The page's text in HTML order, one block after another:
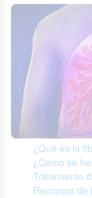
¿Qué es la
¿Cómo se
Tratamiento
Recursos de